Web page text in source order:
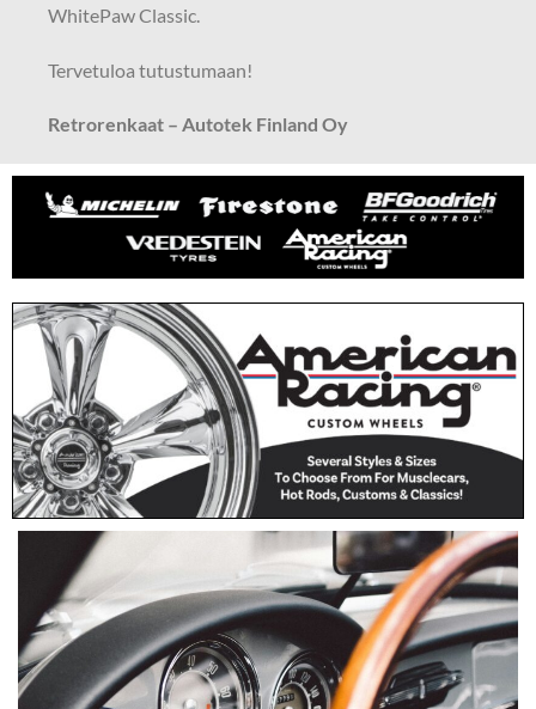
WhitePaw Classic.
Tervetuloa tutustumaan!
Retrorenkaat – Autotek Finland Oy